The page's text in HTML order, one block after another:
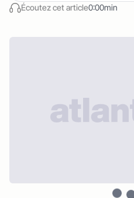
Écoutez cet article0:00min